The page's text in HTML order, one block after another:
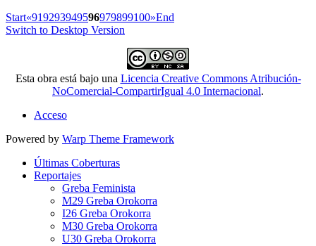
Start«919293949596979899100»End
Switch to Desktop Version
Esta obra está bajo una Licencia Creative Commons Atribución-
NoComercial-CompartirIgual 4.0 Internacional.
Acceso
Powered by Warp Theme Framework
Últimas Coberturas
Reportajes
Greba Feminista
M29 Greba Orokorra
I26 Greba Orokorra
M30 Greba Orokorra
U30 Greba Orokorra